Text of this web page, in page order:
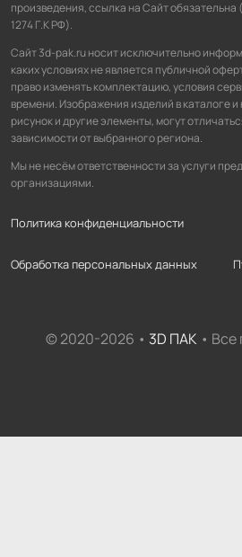
произведения, ссылка на Сайт обязательна
1274 Г.К РФ).
Сайт 3d-pak.ru носит исключительно
каких условиях не является публичной
право изменять комплектацию, условия
времени. Изображения изделий в каталоге и
рисунок и другие элементы, могут
зависимости от выбранного региона.
Мы не несём ответственности за услуги
организациями.
Политика конфиденциальности
Обработка персональных данных
© 2020-2026 • 3D ПАК• Все